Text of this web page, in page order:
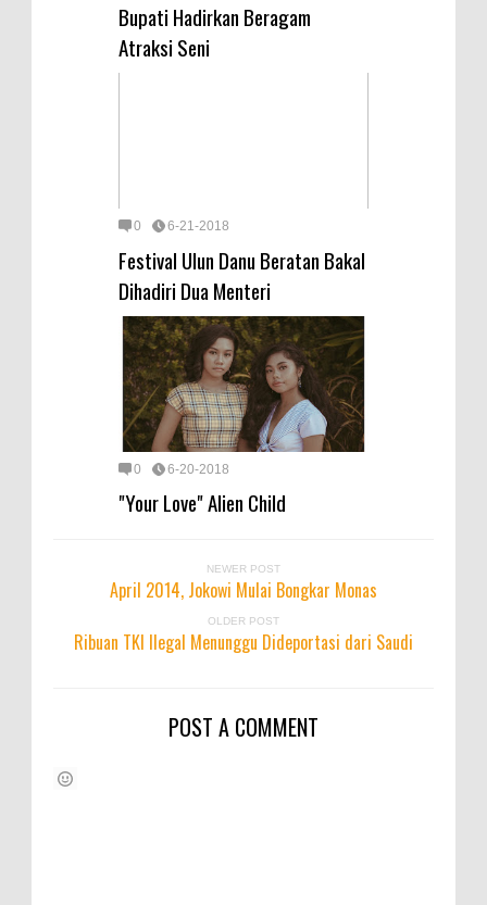
Bupati Hadirkan Beragam
Atraksi Seni
0 6-21-2018
Festival Ulun Danu Beratan Bakal
Dihadiri Dua Menteri
0 6-20-2018
"Your Love" Alien Child
NEWER POST
April 2014, Jokowi Mulai Bongkar Monas
OLDER POST
Ribuan TKI Ilegal Menunggu Dideportasi dari Saudi
POST A COMMENT